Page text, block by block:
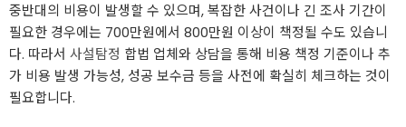
중반대의 비용이 발생할 수 있으며, 복잡한 사건이나 긴 조사 기간이
필요한 경우에는 700만원에서 800만원 이상이 책정될 수도 있습니
다. 따라서 사설탐정 합법 업체와 상담을 통해 비용 책정 기준이나 추
가 비용 발생 가능성, 성공 보수금 등을 사전에 확실히 체크하는 것이
필요합니다.